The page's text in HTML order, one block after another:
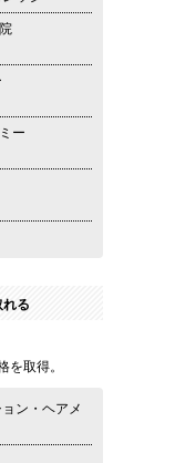
ー
れる
取得。
ン・ヘアメ